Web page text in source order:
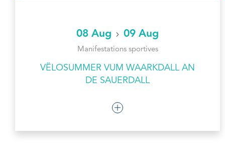
08 Aug 09 Aug
Manifestations sportives
VËLOSUMMER VUM WAARKDALL AN
DE SAUERDALL